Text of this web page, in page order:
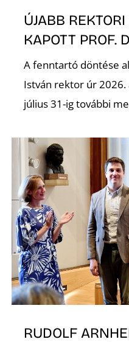
ÚJABB
KAPOTT PROF.
A fenntartó döntése
István rektor úr
július 31-ig további
RUDOLF